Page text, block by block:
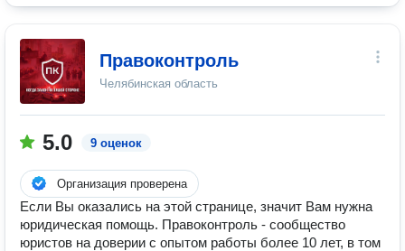
Правоконтроль
Челябинская область
5.0 9 оценок
Организация проверена
Если Вы оказались на этой странице, значит Вам нужна
юридическая помощь. Правоконтроль - сообщество
юристов на доверии с опытом работы более 10 лет, в том